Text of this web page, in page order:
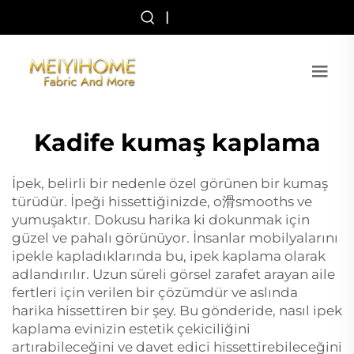
|
Kadife kumaş kaplama
İpek, belirli bir nedenle özel görünen bir kumaş
türüdür. İpeği hissettiğinizde, o滑smooths ve
yumuşaktır. Dokusu harika ki dokunmak için
güzel ve pahalı görünüyor. İnsanlar mobilyalarını
ipekle kapladıklarında bu, ipek kaplama olarak
adlandırılır. Uzun süreli görsel zarafet arayan aile
fertleri için verilen bir çözümdür ve aslında
harika hissettiren bir şey. Bu gönderide, nasıl ipek
kaplama evinizin estetik çekiciliğini
artırabileceğini ve davet edici hissettirebileceğini